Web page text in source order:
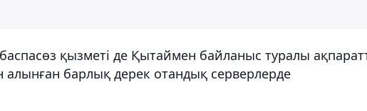
қызметі де Қытаймен байланыс туралы
барлық дерек отандық серверлерде